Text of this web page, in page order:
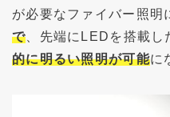
が必要なファイバー照明
で 、先端にLEDを搭載
的に明るい照明が可能に